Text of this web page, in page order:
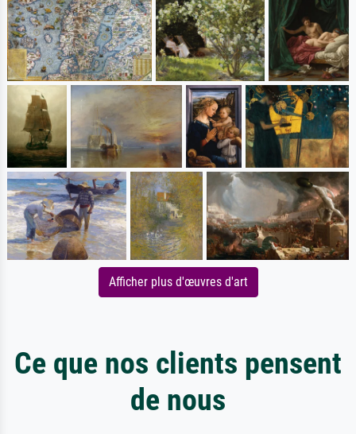
Afficher plus d'œuvres d'art
Ce que nos clients pensent
de nous